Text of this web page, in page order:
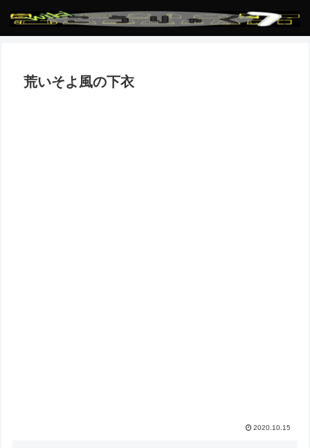
荒いそよ風の下衣
2020.10.15